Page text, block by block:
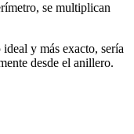
se multiplican
y más exacto, sería
desde el anillero.